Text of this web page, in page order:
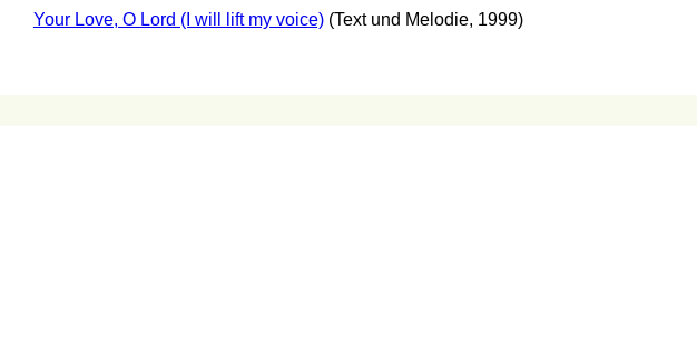
Your Love, O Lord (I will lift my voice) (Text und Melodie, 1999)